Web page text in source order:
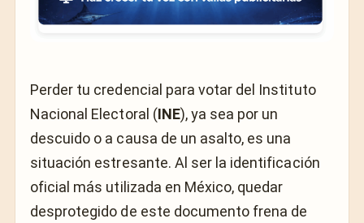
Perder tu credencial para votar del Instituto
Nacional Electoral (INE), ya sea por un
descuido o a causa de un asalto, es una
situación estresante. Al ser la identificación
oficial más utilizada en México, quedar
desprotegido de este documento frena de